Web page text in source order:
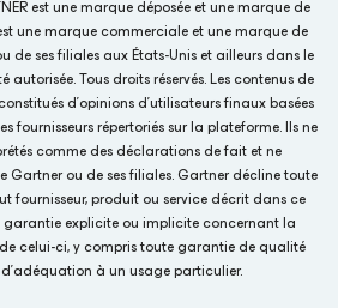
est une marque déposée et une marque de
est une marque commerciale et une marque de
de ses filiales aux États-Unis et ailleurs dans le
Tous droits réservés. Les contenus de
d’opinions d’utilisateurs finaux basées
fournisseurs répertoriés sur la plateforme. Ils ne
comme des déclarations de fait et ne
Gartner ou de ses filiales. Gartner décline toute
fournisseur, produit ou service décrit dans ce
garantie explicite ou implicite concernant la
celui-ci, y compris toute garantie de qualité
à un usage particulier.